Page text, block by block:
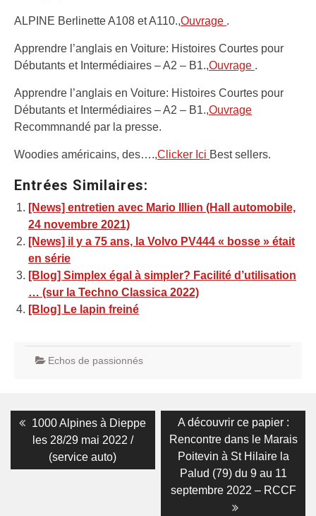
ALPINE Berlinette A108 et A110.,Ouvrage .
Apprendre l’anglais en Voiture: Histoires Courtes pour
Débutants et Intermédiaires – A2 – B1.,Ouvrage .
Apprendre l’anglais en Voiture: Histoires Courtes pour
Débutants et Intermédiaires – A2 – B1.,Ouvrage
Recommnandé par la presse.
Woodies américains, des….,Clicker Ici Best sellers.
Entrées Similaires:
[News] entretien avec Mario Illien (Hall automobile,
24 novembre 2021)
[News] il y a 75 ans, la Volvo PV444 « bosse » était
en série
[Blog] Simplex égal à simpler? Facilité d’utilisation
… (sur la Techno Classica 2022)
[Blog] Le lapin freiné
Echos de passionnés
Navigation
l’article
Previous
post:
1000 Alpines à Dieppe
les 28/29 mai 2022 /
(service auto)
Next
post:
A découvrir ce papier :
Rencontre dans le Marais
Poitevin à St Hilaire la
Palud (79) du 9 au 11
septembre 2022 – RCCF